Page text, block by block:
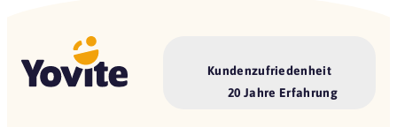
Kundenzufriedenheit
20 Jahre Erfahrung